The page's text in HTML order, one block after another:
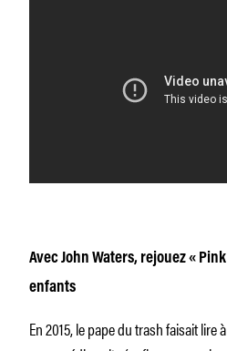
Avec John Waters, rejouez «
enfants
En 2015, le pape du trash faisait lire